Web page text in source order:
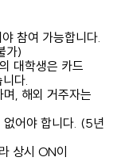
참여 가능합니다.
가)
대학생은 카드
다.
, 해외 거주자는
어야 합니다. (5년
상시 ON이